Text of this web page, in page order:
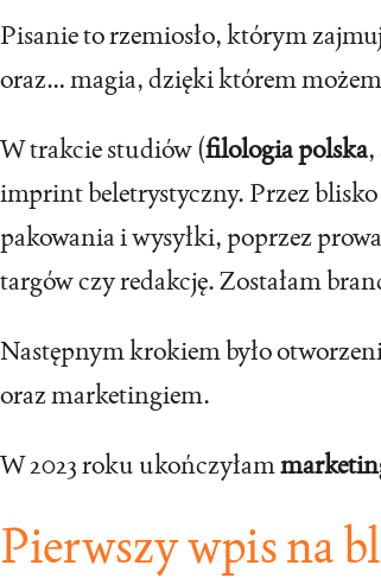
Pisanie to rzemiosło, którym
oraz… magia, dzięki którem
W trakcie studiów (filologia polska,
imprint beletrystyczny. Przez
pakowania i wysyłki, poprzez
targów czy redakcję. Zostałam
Następnym krokiem było
oraz marketingiem.
W 2023 roku ukończyłam
Pierwszy wpis na